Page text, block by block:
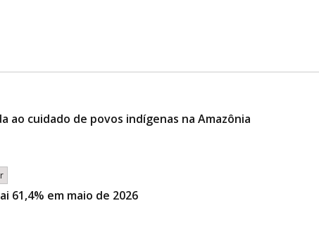
ao cuidado de povos indígenas na Amazônia
61,4% em maio de 2026